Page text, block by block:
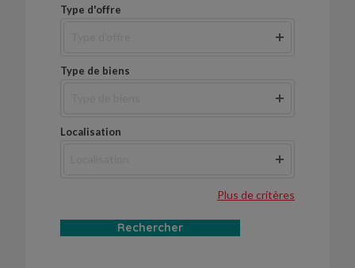
Type d'offre
Type de biens
Localisation
Plus de critères
Rechercher